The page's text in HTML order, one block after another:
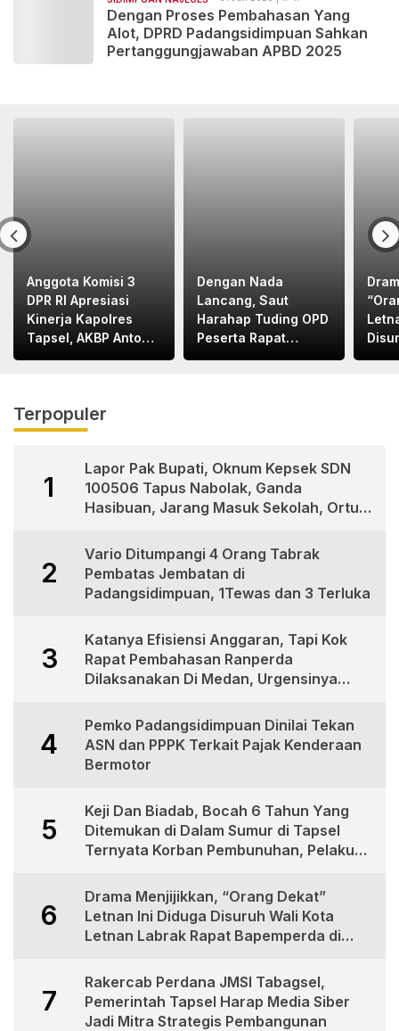
Dengan Proses Pembahasan Yang
Alot, DPRD Padangsidimpuan Sahkan
Pertanggungjawaban APBD 2025
Anggota Komisi 3
DPR RI Apresiasi
Kinerja Kapolres
Tapsel, AKBP Anton
Dengan Nada
Lancang, Saut
Harahap Tuding OPD
Peserta Rapat
Terpopuler
1
Lapor Pak Bupati, Oknum Kepsek SDN
100506 Tapus Nabolak, Ganda
Hasibuan, Jarang Masuk Sekolah, Ortu
2
Vario Ditumpangi 4 Orang Tabrak
Pembatas Jembatan di
Padangsidimpuan, 1Tewas dan 3 Terluka
3
Katanya Efisiensi Anggaran, Tapi Kok
Rapat Pembahasan Ranperda
Dilaksanakan Di Medan, Urgensinya
4
Pemko Padangsidimpuan Dinilai Tekan
ASN dan PPPK Terkait Pajak Kenderaan
Bermotor
5
Keji Dan Biadab, Bocah 6 Tahun Yang
Ditemukan di Dalam Sumur di Tapsel
Ternyata Korban Pembunuhan, Pelaku
6
Drama Menjijikkan, “Orang Dekat”
Letnan Ini Diduga Disuruh Wali Kota
Letnan Labrak Rapat Bapemperda di
7
Rakercab Perdana JMSI Tabagsel,
Pemerintah Tapsel Harap Media Siber
Jadi Mitra Strategis Pembangunan